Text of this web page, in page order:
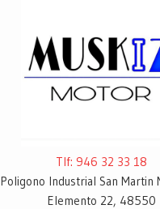
Tlf: 946 32 33 18
Poligono Industrial San Martin
Elemento 22, 48550